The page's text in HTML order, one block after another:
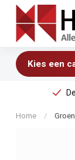
Kies een
De
Home /